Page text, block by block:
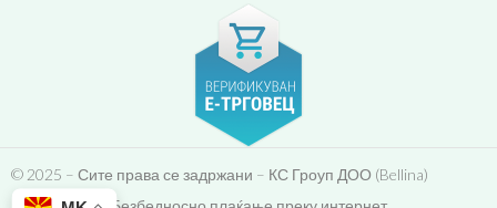
© 2025 – Сите права се задржани – КС Гроуп ДОО (Bellina)